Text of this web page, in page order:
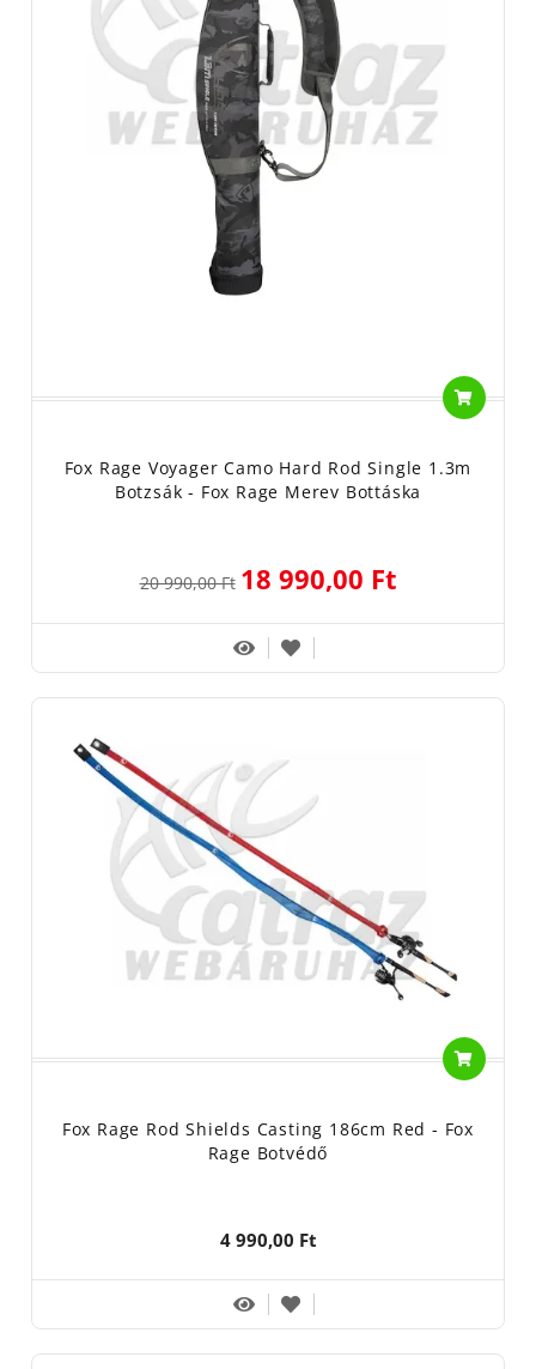
Fox Rage Voyager Camo Hard Rod Single 1.3m
Botzsák - Fox Rage Merev Bottáska
20 990,00 Ft 18 990,00 Ft
Fox Rage Rod Shields Casting 186cm Red - Fox
Rage Botvédő
4 990,00 Ft